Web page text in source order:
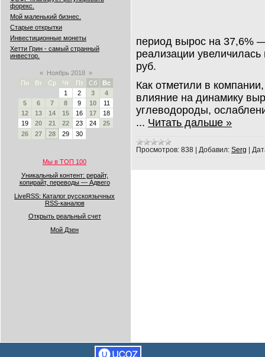
форекс.
Мой маленький бизнес.
Старые открытки
Инвестиционные монеты
Хетти Грин - самый странный
инвестор.
« Ноябрь 2018 »
Пн
Вт Ср Чт Пт Сб
Вс
1
2 3
4
5
6 7 8 9 10
11
12
13 14 15 16 17
18
19
20 21 22 23 24
25
26
27 28 29 30
Мы в ТОП 100
Уникальный контент: рерайт,
копирайт, переводы — Адвего
LiveRSS: Каталог русскоязычных
RSS-каналов
Открыть реальный счет
Мой Дзен
период вырос на 37,6%
реализации
руб.
Как отметили в
влияние на динамику
углеводороды,
... Читать дальше »
Просмотров: 838 Добавил: Serg